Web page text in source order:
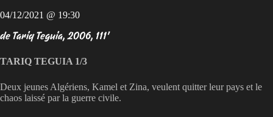
04/12/2021 @ 19:30
de Tariq Teguia, 2006, 111'
TARIQ TEGUIA 1/3
Deux jeunes Algériens, Kamel et Zina, veulent quitter leur pays et le
chaos laissé par la guerre civile.